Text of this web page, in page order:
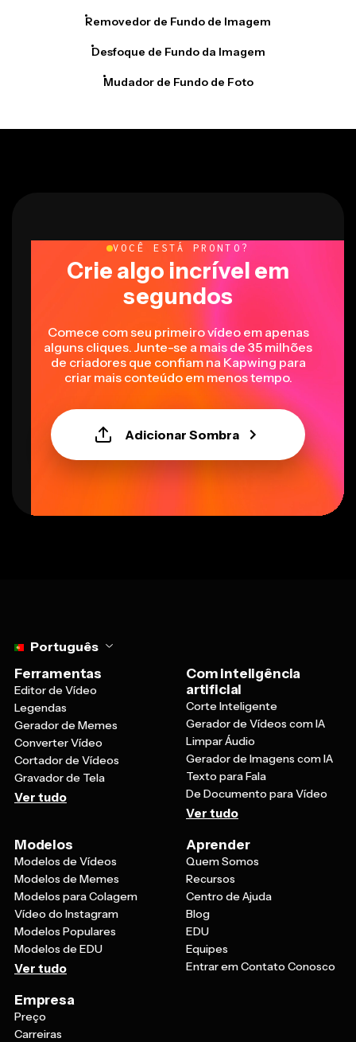
Removedor de Fundo de Imagem
Desfoque de Fundo da Imagem
Mudador de Fundo de Foto
VOCÊ ESTÁ PRONTO?
Crie algo incrível em
segundos
Comece com seu primeiro vídeo em apenas
alguns cliques. Junte-se a mais de 35 milhões
de criadores que confiam na Kapwing para
criar mais conteúdo em menos tempo.
Adicionar Sombra
Português
Ferramentas
Editor de Vídeo
Legendas
Gerador de Memes
Converter Vídeo
Cortador de Vídeos
Gravador de Tela
Ver tudo
Com inteligência
artificial
Corte Inteligente
Gerador de Vídeos com IA
Limpar Áudio
Gerador de Imagens com IA
Texto para Fala
De Documento para Vídeo
Ver tudo
Modelos
Modelos de Vídeos
Modelos de Memes
Modelos para Colagem
Vídeo do Instagram
Modelos Populares
Modelos de EDU
Ver tudo
Aprender
Quem Somos
Recursos
Centro de Ajuda
Blog
EDU
Equipes
Entrar em Contato Conosco
Empresa
Preço
Carreiras